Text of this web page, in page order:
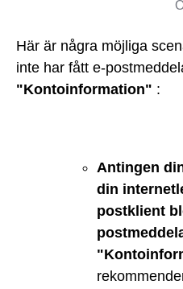
Här är några möjliga
inte har fått e-
"Kontoinformation" :
Antingen
din
postklient